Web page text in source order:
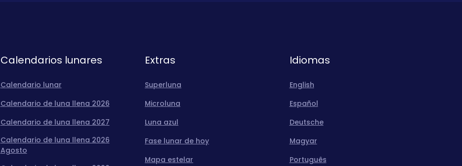
Calendarios lunares
Calendario lunar
Calendario de luna llena 2026
Calendario de luna llena 2027
Calendario de luna llena 2026
Agosto
Extras
Superluna
Microluna
Luna azul
Fase lunar de hoy
Mapa estelar
Idiomas
English
Español
Deutsche
Magyar
Português